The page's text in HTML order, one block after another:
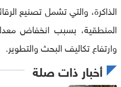
الذاكرة، والتي تشمل تصنيع
المنطقية، بسبب انخفاض
وارتفاع تكاليف البحث والتطوير.
أخبار ذات صلة